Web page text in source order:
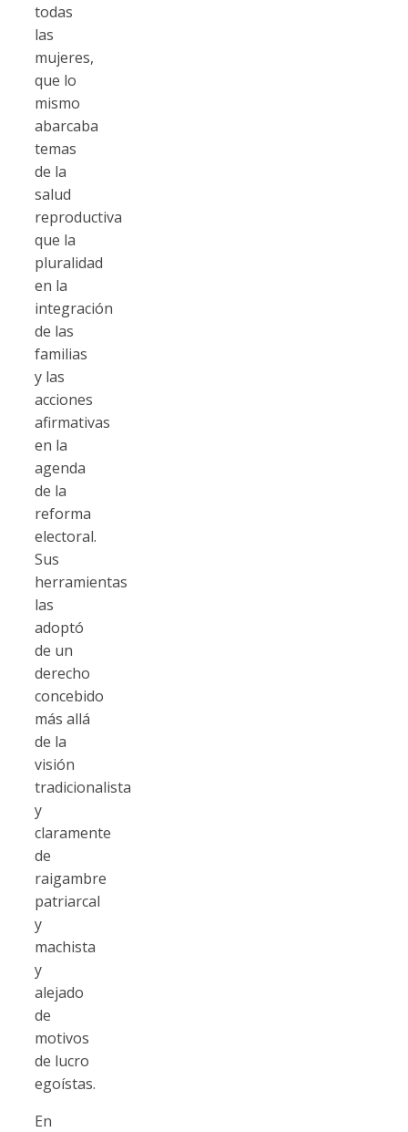
todas
las
mujeres,
que lo
mismo
abarcaba
temas
de la
salud
reproductiva
que la
pluralidad
en la
integración
de las
familias
y las
acciones
afirmativas
en la
agenda
de la
reforma
electoral.
Sus
herramientas
las
adoptó
de un
derecho
concebido
más allá
de la
visión
tradicionalista
y
claramente
de
raigambre
patriarcal
y
machista
y
alejado
de
motivos
de lucro
egoístas.
En